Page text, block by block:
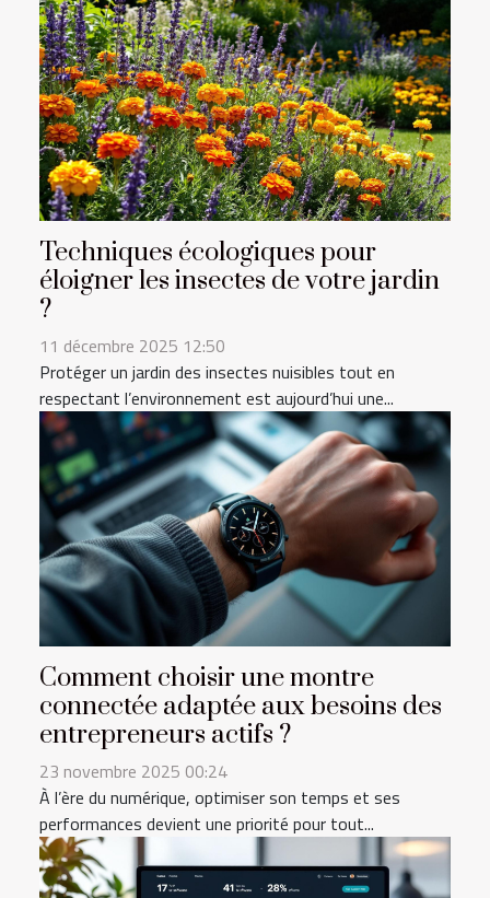
Techniques écologiques pour
éloigner les insectes de votre jardin
?
11 décembre 2025 12:50
Protéger un jardin des insectes nuisibles tout en
respectant l’environnement est aujourd’hui une...
Comment choisir une montre
connectée adaptée aux besoins des
entrepreneurs actifs ?
23 novembre 2025 00:24
À l’ère du numérique, optimiser son temps et ses
performances devient une priorité pour tout...